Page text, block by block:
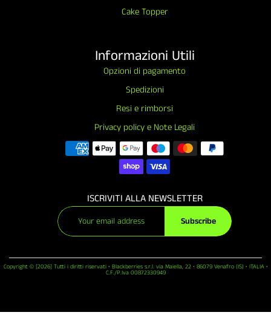
Cake Topper
Informazioni Utili
Opzioni di pagamento
Spedizioni
Resi e rimborsi
Privacy policy e Note Legali
ISCRIVITI ALLA NEWSLETTER
Subscribe
Copyright © [2026] Tutti i diritti riservati • Blackberries s.r.l. via Maiella, 22 • 86079 Venafro (IS) • ITALIA •
C.F./P.Iva 00872330949